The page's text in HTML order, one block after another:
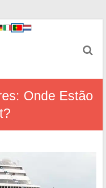
Onde Estão